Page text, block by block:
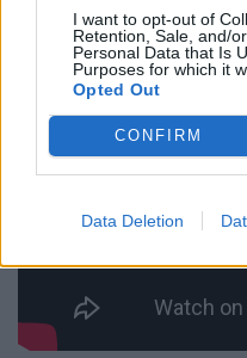
I want to opt-out of
Retention, Sale, and/
Personal Data that Is
Purposes for which it
Opted Out
CONFIRM
Data Deletion
Telephone».